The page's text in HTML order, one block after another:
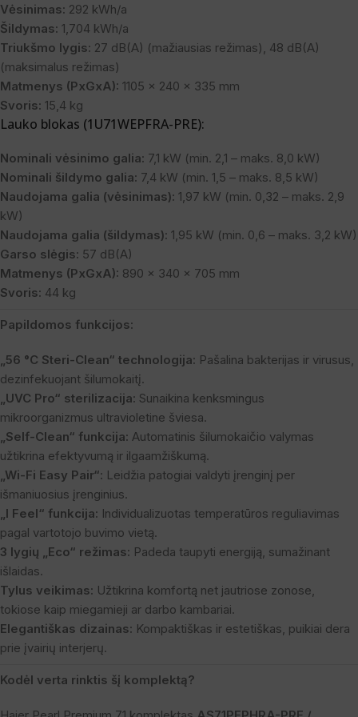
Vėsinimas: 292 kWh/a
Šildymas: 1,704 kWh/a
Triukšmo lygis: 27 dB(A) (mažiausias režimas), 48 dB(A)
(maksimalus režimas)
Matmenys (PxGxA): 1105 x 240 x 335 mm
Svoris: 15,4 kg
Lauko blokas (1U71WEPFRA-PRE):
Nominali vėsinimo galia: 7,1 kW (min. 2,1 – maks. 8,0 kW)
Nominali šildymo galia: 7,4 kW (min. 1,5 – maks. 8,5 kW)
Naudojama galia (vėsinimas): 1,97 kW (min. 0,32 – maks. 2,9
kW)
Naudojama galia (šildymas): 1,95 kW (min. 0,6 – maks. 3,2 kW)
Garso slėgis: 57 dB(A)
Matmenys (PxGxA): 890 x 340 x 705 mm
Svoris: 44 kg
Papildomos funkcijos:
„56 °C Steri-Clean“ technologija: Pašalina bakterijas ir virusus,
dezinfekuojant šilumokaitį.
„UVC Pro“ sterilizacija: Sunaikina kenksmingus
mikroorganizmus ultravioletine šviesa.
„Self-Clean“ funkcija: Automatinis šilumokaičio valymas
užtikrina efektyvumą ir ilgaamžiškumą.
„Wi-Fi Easy Pair“: Leidžia patogiai valdyti įrenginį per
išmaniuosius įrenginius.
„I Feel“ funkcija: Individualizuotas temperatūros reguliavimas
pagal vartotojo buvimo vietą.
3 lygių „Eco“ režimas: Padeda taupyti energiją, sumažinant
išlaidas.
Tylus veikimas: Užtikrina komfortą net jautriose zonose,
tokiose kaip miegamieji ar darbo kambariai.
Elegantiškas dizainas: Kompaktiškas ir estetiškas, puikiai dera
prie įvairių interjerų.
Kodėl verta rinktis šį komplektą?